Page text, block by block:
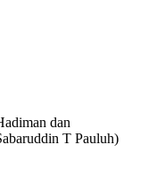
dan
T Pauluh)